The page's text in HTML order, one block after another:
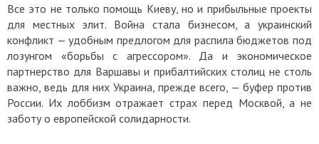
Все это не только помощь Киеву, но и прибыльные проекты
для местных элит. Война стала бизнесом, а украинский
конфликт — удобным предлогом для распила бюджетов под
лозунгом «борьбы с агрессором». Да и экономическое
партнерство для Варшавы и прибалтийских столиц не столь
важно, ведь для них Украина, прежде всего, — буфер против
России. Их лоббизм отражает страх перед Москвой, а не
заботу о европейской солидарности.